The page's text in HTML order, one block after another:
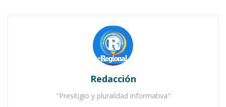
Buena tarde taurina en Ahuacatlán
Redacción
"Presitigio y pluralidad informativa"